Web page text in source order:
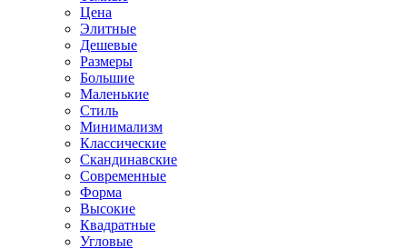
Цена
Элитные
Дешевые
Размеры
Большие
Маленькие
Стиль
Минимализм
Классические
Скандинавские
Современные
Форма
Высокие
Квадратные
Угловые